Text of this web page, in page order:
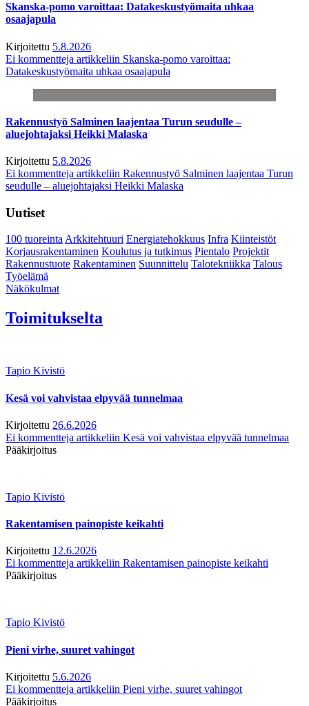
Skanska-pomo varoittaa: Datakeskustyömaita uhkaa
osaajapula
Kirjoitettu 5.8.2026
Ei kommentteja artikkeliin Skanska-pomo varoittaa:
Datakeskustyömaita uhkaa osaajapula
Rakennustyö Salminen laajentaa Turun seudulle –
aluejohtajaksi Heikki Malaska
Kirjoitettu 5.8.2026
Ei kommentteja artikkeliin Rakennustyö Salminen laajentaa Turun
seudulle – aluejohtajaksi Heikki Malaska
Uutiset
100 tuoreintaArkkitehtuuri Energiatehokkuus Infra Kiinteistöt
Korjausrakentaminen Koulutus ja tutkimus Pientalo Projektit
Rakennustuote Rakentaminen Suunnittelu Talotekniikka Talous
Työelämä
Näkökulmat
Toimitukselta
Tapio Kivistö
Kesä voi vahvistaa elpyvää tunnelmaa
Kirjoitettu 26.6.2026
Ei kommentteja artikkeliin Kesä voi vahvistaa elpyvää tunnelmaa
Pääkirjoitus
Tapio Kivistö
Rakentamisen painopiste keikahti
Kirjoitettu 12.6.2026
Ei kommentteja artikkeliin Rakentamisen painopiste keikahti
Pääkirjoitus
Tapio Kivistö
Pieni virhe, suuret vahingot
Kirjoitettu 5.6.2026
Ei kommentteja artikkeliin Pieni virhe, suuret vahingot
Pääkirjoitus